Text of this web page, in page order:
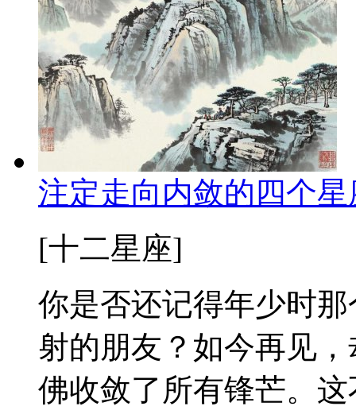
注定走向内敛的四个
[十二星座]
你是否还记得年少时
射的朋友？如今再见
佛收敛了所有锋芒。